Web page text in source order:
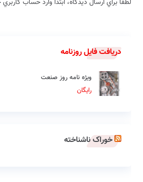
لطفاً براي ارسال دیدگاه، ابتدا وارد حساب
دریافت فایل روزنامه
ویژه نامه روز صنعت
رایگان
خوراک ناشناخته